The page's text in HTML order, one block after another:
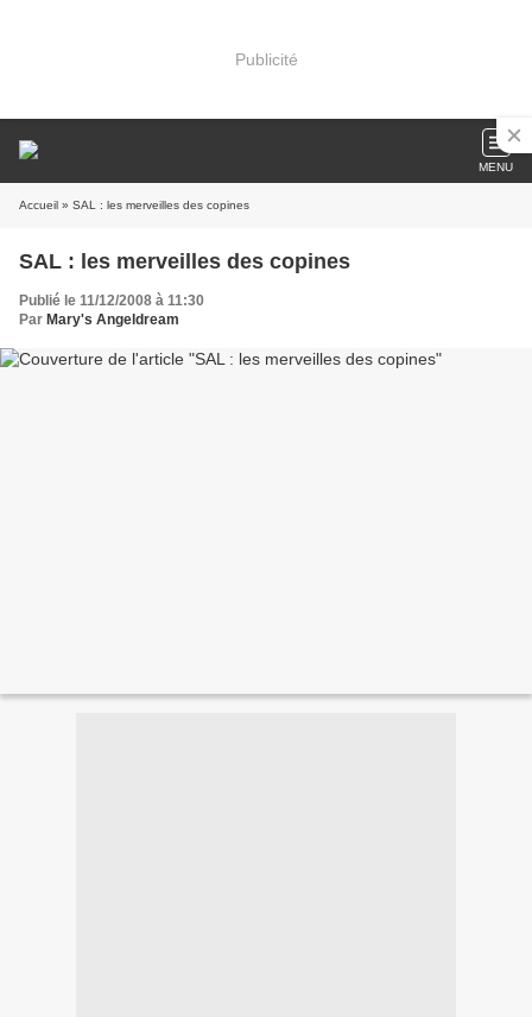
Publicité
MENU
Accueil » SAL : les merveilles des copines
SAL : les merveilles des copines
Publié le 11/12/2008 à 11:30
Par Mary's Angeldream